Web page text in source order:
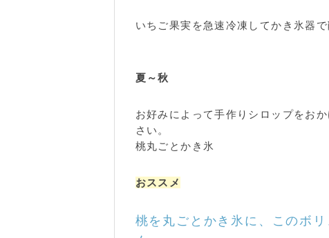
いちご果実を急速冷凍してかき氷器
夏～秋
お好みによって手作りシロップをお
さい。
桃丸ごとかき氷
おススメ
桃を丸ごとかき氷に、このボリ